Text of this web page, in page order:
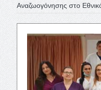
Αναζωογόνησης στο